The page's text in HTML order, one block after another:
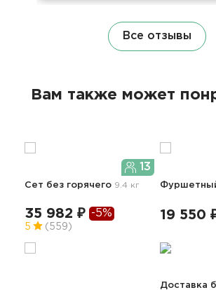
Все отзывы
Вам также может
13
Сет без горячего 9.4 кг
35 982 ₽ -5%
5 (559)
19 550
Доставка